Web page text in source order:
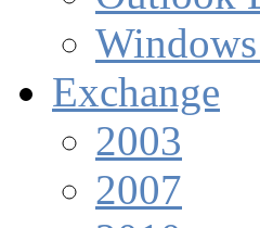
Exchange
2003
2007